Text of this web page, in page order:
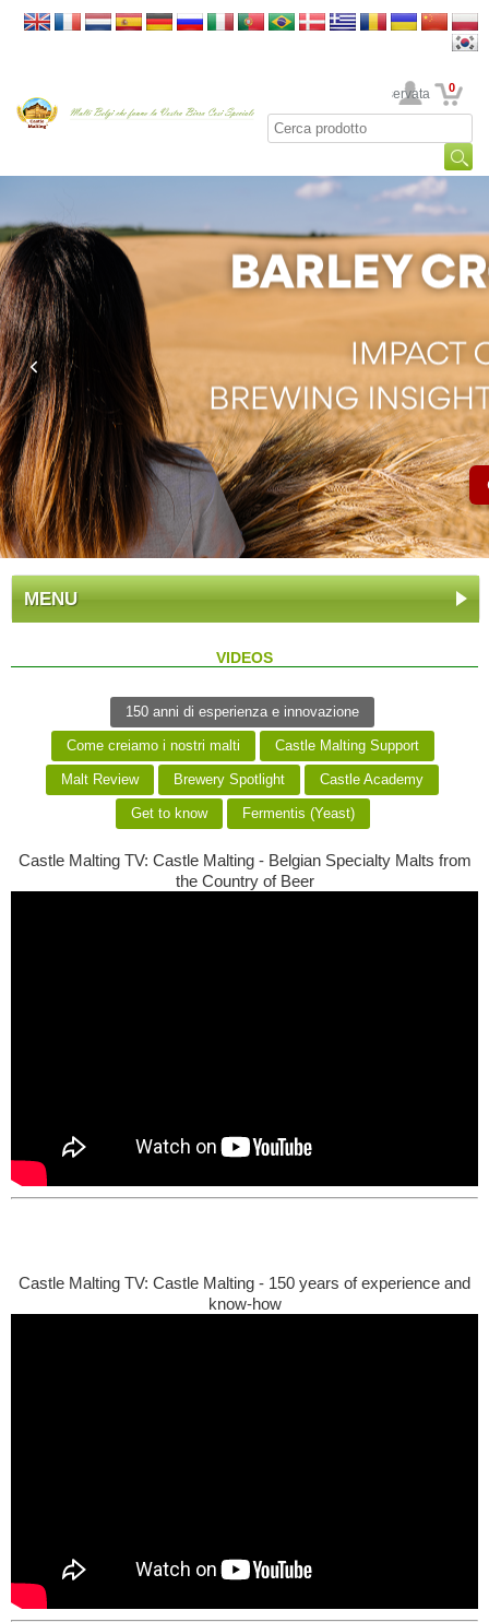
La sua area riservata 0
MENU
VIDEOS
150 anni di esperienza e innovazione
Come creiamo i nostri malti Castle Malting Support
Malt Review Brewery Spotlight Castle Academy
Get to know Fermentis (Yeast)
Castle Malting TV: Castle Malting - Belgian Specialty Malts from
the Country of Beer
Castle Malting TV: Castle Malting - 150 years of experience and
know-how